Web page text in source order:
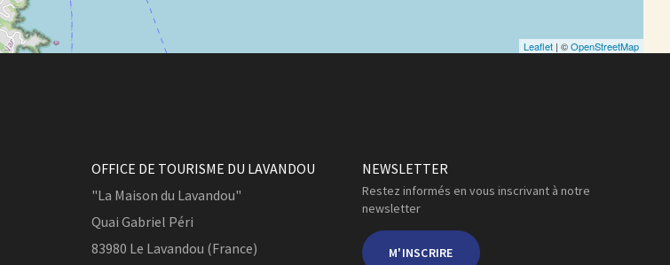
Leaflet | ©OpenStreetMap
OFFICE DE TOURISME DU LAVANDOU
"La Maison du Lavandou"
Quai Gabriel Péri
83980 Le Lavandou (France)
NEWSLETTER
Restez informés en vous inscrivant à notre
newsletter
M'INSCRIRE